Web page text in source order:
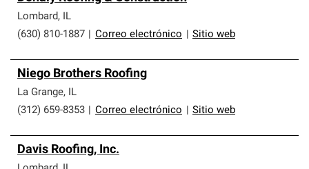
Lombard, IL
(630) 810-1887
Correo electrónico Sitio web
Niego Brothers Roofing
La Grange, IL
(312) 659-8353
Correo electrónico Sitio web
Davis Roofing, Inc.